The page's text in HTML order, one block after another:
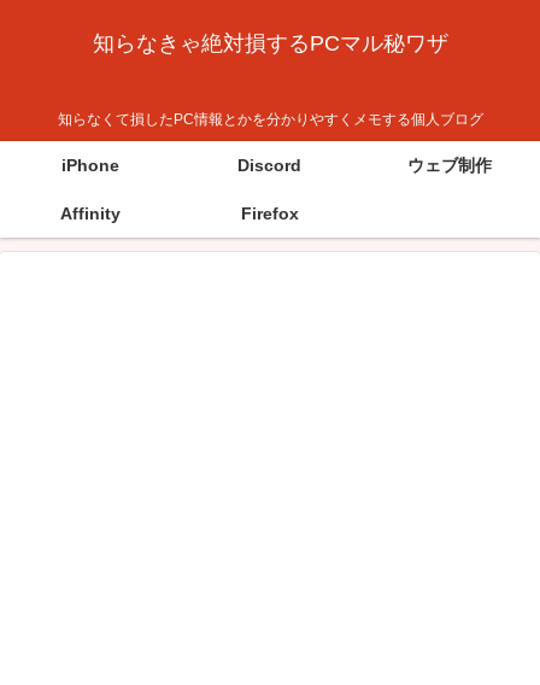
知らなきゃ絶対損するPCマル秘ワザ
知らなくて損したPC情報とかを分かりやすくメモする個人ブログ
iPhone Discord ウェブ制作
Affinity Firefox